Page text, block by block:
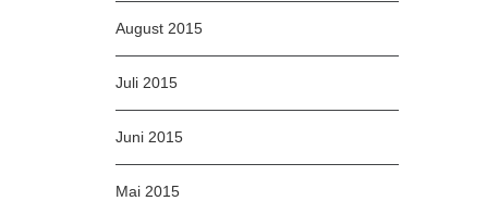
August 2015
Juli 2015
Juni 2015
Mai 2015